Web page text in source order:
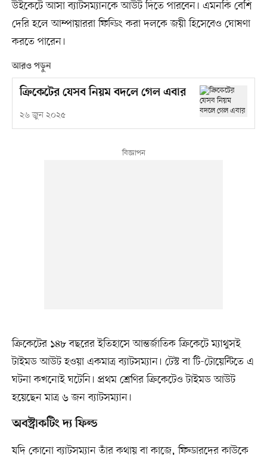
উইকেটে আসা ব্যাটসম্যানকে আউট দিতে পারবেন। এমনকি বেশি
দেরি হলে আম্পায়াররা ফিল্ডিং করা দলকে জয়ী হিসেবেও ঘোষণা
করতে পারেন।
আরও পড়ুন
ক্রিকেটের যেসব নিয়ম বদলে গেল এবার
২৬ জুন ২০২৫
ক্রিকেটের ১৪৮ বছরের ইতিহাসে আন্তর্জাতিক ক্রিকেটে ম্যাথুসই
টাইমড আউট হওয়া একমাত্র ব্যাটসম্যান। টেস্ট বা টি-টোয়েন্টিতে এ
ঘটনা কখনোই ঘটেনি। প্রথম শ্রেণির ক্রিকেটেও টাইমড আউট
হয়েছেন মাত্র ৬ জন ব্যাটসম্যান।
অবস্ট্রাকটিং দ্য ফিল্ড
যদি কোনো ব্যাটসম্যান তাঁর কথায় বা কাজে, ফিল্ডারদের কাউকে